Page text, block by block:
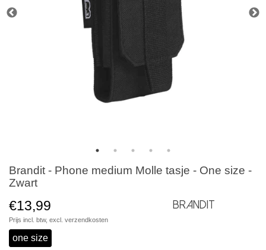
Brandit - Phone medium Molle tasje - One size -
Zwart
€13,99
Prijs incl. btw, excl. verzendkosten
Brandit
one size